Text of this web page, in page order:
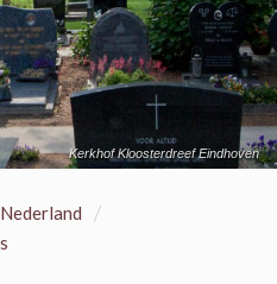
Kerkhof Kloosterdreef Eindhoven
/